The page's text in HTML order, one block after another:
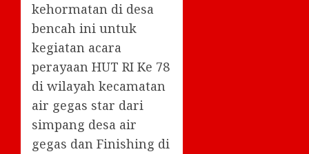
kehormatan di desa
bencah ini untuk
kegiatan acara
perayaan HUT RI Ke 78
di wilayah kecamatan
air gegas star dari
simpang desa air
gegas dan Finishing di